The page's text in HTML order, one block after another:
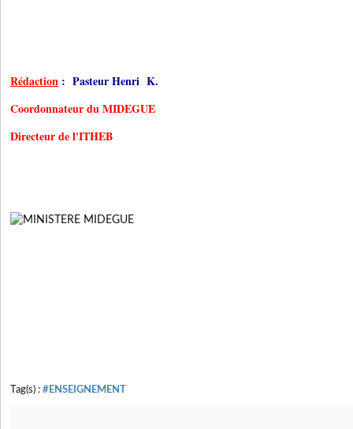
Rédaction : Pasteur Henri K.
Coordonnateur du MIDEGUE
Directeur de l'ITHEB
Tag(s) : #ENSEIGNEMENT